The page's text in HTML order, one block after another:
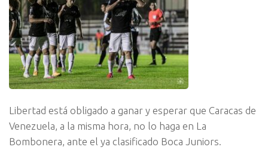
Libertad está obligado a ganar y esperar que Caracas de
Venezuela, a la misma hora, no lo haga en La
Bombonera, ante el ya clasificado Boca Juniors.